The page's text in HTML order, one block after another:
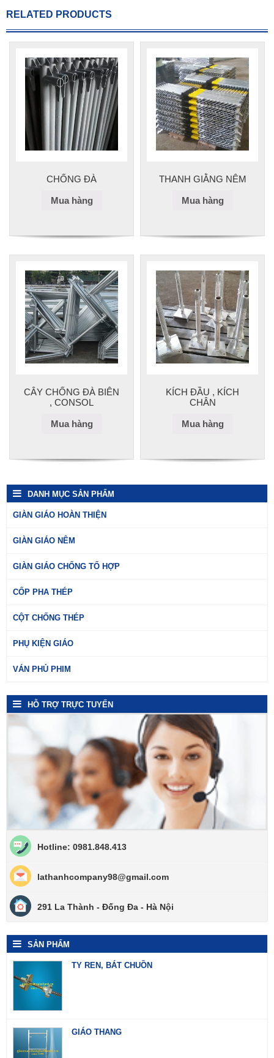
RELATED PRODUCTS
CHỐNG ĐÀ
Mua hàng
THANH GIẰNG NÊM
Mua hàng
CÂY CHỐNG ĐÀ BIÊN
, CONSOL
Mua hàng
KÍCH ĐẦU , KÍCH
CHÂN
Mua hàng
DANH MỤC SẢN PHẨM
GIÀN GIÁO HOÀN THIỆN
GIÀN GIÁO NÊM
GIÀN GIÁO CHỐNG TỔ HỢP
CỐP PHA THÉP
CỘT CHỐNG THÉP
PHỤ KIỆN GIÁO
VÁN PHỦ PHIM
HỖ TRỢ TRỰC TUYẾN
Hotline: 0981.848.413
lathanhcompany98@gmail.com
291 La Thành - Đống Đa - Hà Nội
SẢN PHẨM
TY REN, BÁT CHUỒN
GIÁO THANG